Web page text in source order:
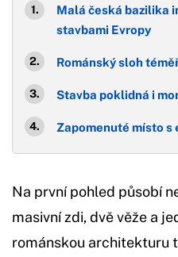
Malá česká bazilika
stavbami Evropy
Románský sloh
Stavba poklidná i
Zapomenuté místo s
Na první pohled působí
masivní zdi, dvě věže a
románskou architekturu